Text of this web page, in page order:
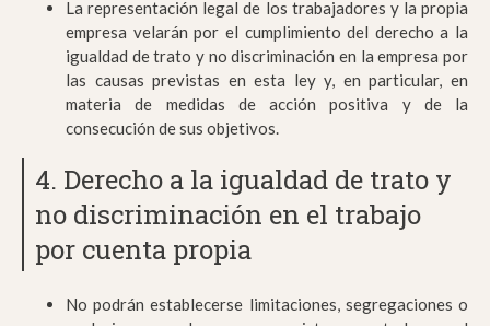
La representación legal de los trabajadores y la propia
empresa velarán por el cumplimiento del derecho a la
igualdad de trato y no discriminación en la empresa por
las causas previstas en esta ley y, en particular, en
materia de medidas de acción positiva y de la
consecución de sus objetivos.
4. Derecho a la igualdad de trato y
no discriminación en el trabajo
por cuenta propia
No podrán establecerse limitaciones, segregaciones o